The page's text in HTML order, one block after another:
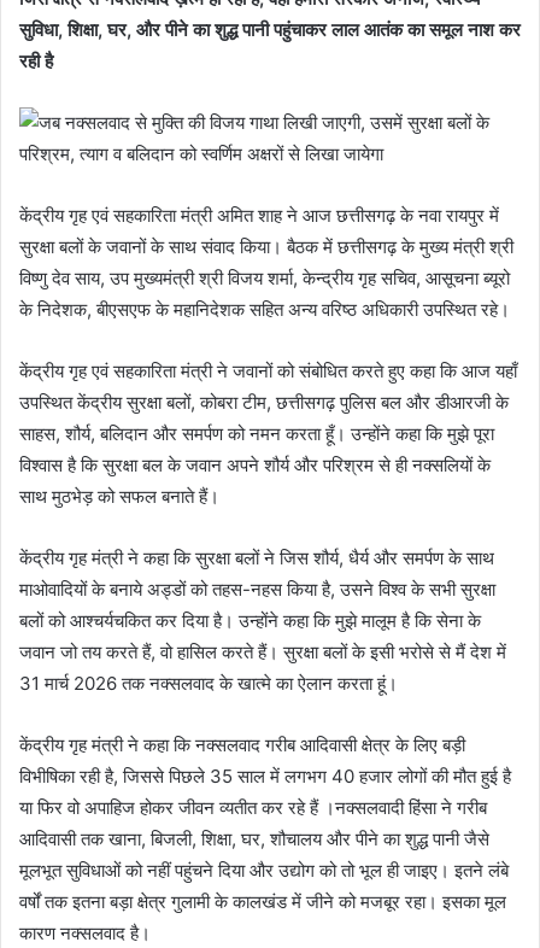
सुविधा, शिक्षा, घर, और पीने का शुद्ध पानी पहुंचाकर लाल आतंक का समूल नाश कर
रही है
केंद्रीय गृह एवं सहकारिता मंत्री अमित शाह ने आज छत्तीसगढ़ के नवा रायपुर में
सुरक्षा बलों के जवानों के साथ संवाद किया। बैठक में छत्तीसगढ़ के मुख्य मंत्री श्री
विष्णु देव साय, उप मुख्यमंत्री श्री विजय शर्मा, केन्द्रीय गृह सचिव, आसूचना ब्यूरो
के निदेशक, बीएसएफ के महानिदेशक सहित अन्य वरिष्ठ अधिकारी उपस्थित रहे।
केंद्रीय गृह एवं सहकारिता मंत्री ने जवानों को संबोधित करते हुए कहा कि आज यहाँ
उपस्थित केंद्रीय सुरक्षा बलों, कोबरा टीम, छत्तीसगढ़ पुलिस बल और डीआरजी के
साहस, शौर्य, बलिदान और समर्पण को नमन करता हूँ। उन्होंने कहा कि मुझे पूरा
विश्वास है कि सुरक्षा बल के जवान अपने शौर्य और परिश्रम से ही नक्सलियों के
साथ मुठभेड़ को सफल बनाते हैं।
केंद्रीय गृह मंत्री ने कहा कि सुरक्षा बलों ने जिस शौर्य, धैर्य और समर्पण के साथ
माओवादियों के बनाये अड्डों को तहस-नहस किया है, उसने विश्व के सभी सुरक्षा
बलों को आश्चर्यचकित कर दिया है। उन्होंने कहा कि मुझे मालूम है कि सेना के
जवान जो तय करते हैं, वो हासिल करते हैं। सुरक्षा बलों के इसी भरोसे से मैं देश में
31 मार्च 2026 तक नक्सलवाद के खात्मे का ऐलान करता हूं।
केंद्रीय गृह मंत्री ने कहा कि नक्सलवाद गरीब आदिवासी क्षेत्र के लिए बड़ी
विभीषिका रही है, जिससे पिछले 35 साल में लगभग 40 हजार लोगों की मौत हुई है
या फिर वो अपाहिज होकर जीवन व्यतीत कर रहे हैं ।नक्सलवादी हिंसा ने गरीब
आदिवासी तक खाना, बिजली, शिक्षा, घर, शौचालय और पीने का शुद्ध पानी जैसे
मूलभूत सुविधाओं को नहीं पहुंचने दिया और उद्योग को तो भूल ही जाइए। इतने लंबे
वर्षों तक इतना बड़ा क्षेत्र गुलामी के कालखंड में जीने को मजबूर रहा। इसका मूल
कारण नक्सलवाद है।